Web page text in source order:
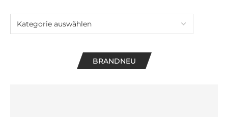
BRANDNEU